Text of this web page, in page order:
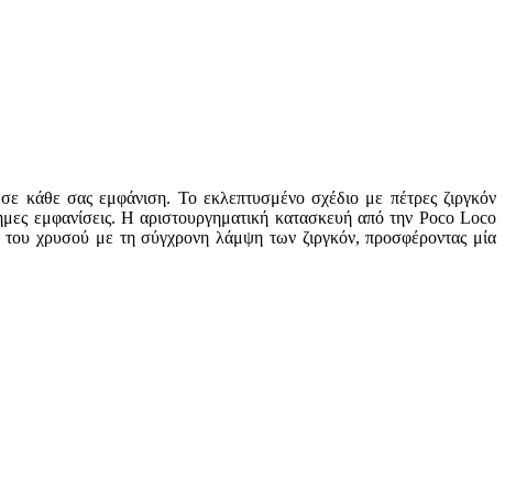
κάθε σας εμφάνιση. Το εκλεπτυσμένο σχέδιο με πέτρες ζιργκόν
εμφανίσεις. Η αριστουργηματική κατασκευή από την Poco Loco
του χρυσού με τη σύγχρονη λάμψη των ζιργκόν, προσφέροντας μία